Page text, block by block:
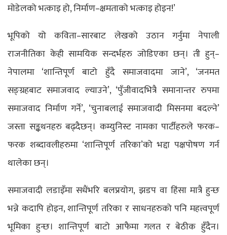
मोडेलको भत्काइ हो, निर्माण–क्षमताको भत्काइ होइन!’
भूपिको यो कविता–सारबाट लेखको उठान गर्नुमा नेपाली
राजनीतिका केही सामयिक सन्दर्भहरु जोडिएका छन्। ती हुन्–
नेपालमा ‘शान्तिपूर्ण बाटो हुँदै समाजवादमा जाने’, ‘जनमत
सङ्ग्रहबाट समाजवाद ल्याउने’, ‘पुँजीवादभित्रै समानान्तर रुपमा
समाजवाद निर्माण गर्ने’, ‘चुनाबलाई समाजवादी मिसनमा बदल्ने’
जस्ता सङ्कथनहरु बढ्दैछन्। कम्युनिस्ट नामका पार्टीहरुले फरक–
फरक शब्दावलीहरुमा ‘शान्तिपूर्ण तरिका’को भद्दा पक्षपोषण गर्न
थालेका छन्।
समाजवादी लडाइँमा सधैंभरि बलप्रयोग, झडप वा हिंसा मात्रै हुन्छ
भन्ने कदापि होइन, शान्तिपूर्ण तरिका र साधनहरुको पनि महत्त्वपूर्ण
भूमिका हुन्छ। शान्तिपूर्ण बाटो आफैमा गलत र बेठीक हुँदैन।